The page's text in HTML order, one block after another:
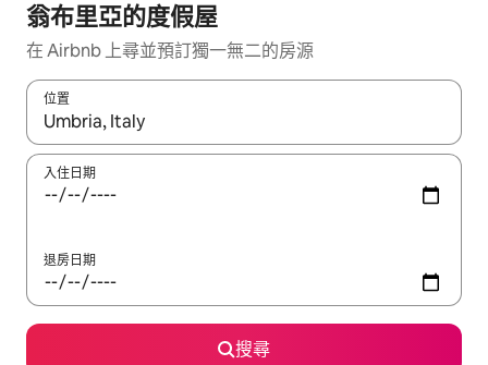
翁布里亞的度假屋
在 Airbnb 上尋並預訂獨一無二的房源
位置
如有搜尋結果，瀏覽內容時請使用上下箭頭，或輕點、滑動裝置。
入住日期
退房日期
搜尋